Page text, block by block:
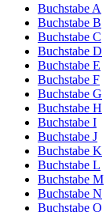
Buchstabe A
Buchstabe B
Buchstabe C
Buchstabe D
Buchstabe E
Buchstabe F
Buchstabe G
Buchstabe H
Buchstabe I
Buchstabe J
Buchstabe K
Buchstabe L
Buchstabe M
Buchstabe N
Buchstabe O